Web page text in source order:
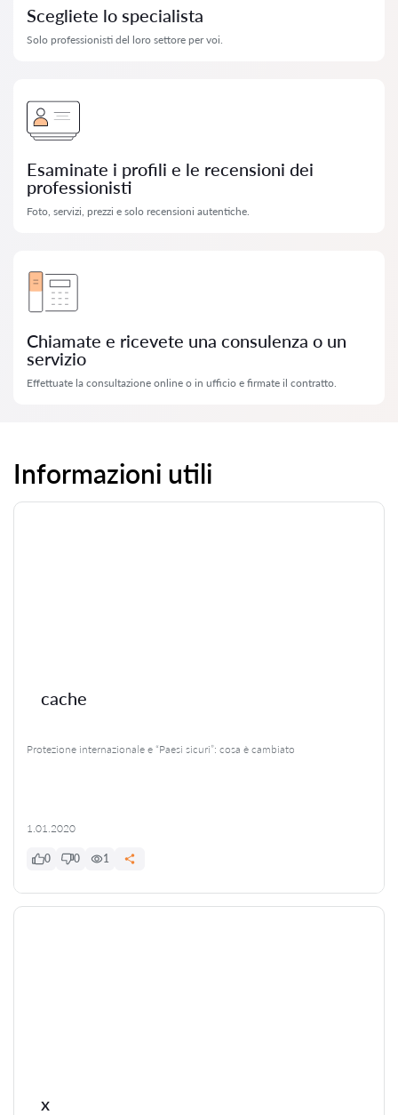
Scegliete lo specialista
Solo professionisti del loro settore per voi.
Esaminate i profili e le recensioni dei
professionisti
Foto, servizi, prezzi e solo recensioni autentiche.
Chiamate e ricevete una consulenza o un
servizio
Effettuate la consultazione online o in ufficio e firmate il contratto.
Informazioni utili
cache
Protezione internazionale e “Paesi sicuri”: cosa è cambiato
1.01.2020
0 0 1
x